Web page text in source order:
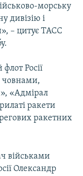
морську
дивізію і
– цитує ТАСС
Росії
човнами,
«Адмірал
ракети
ракетних
військами
Олександр